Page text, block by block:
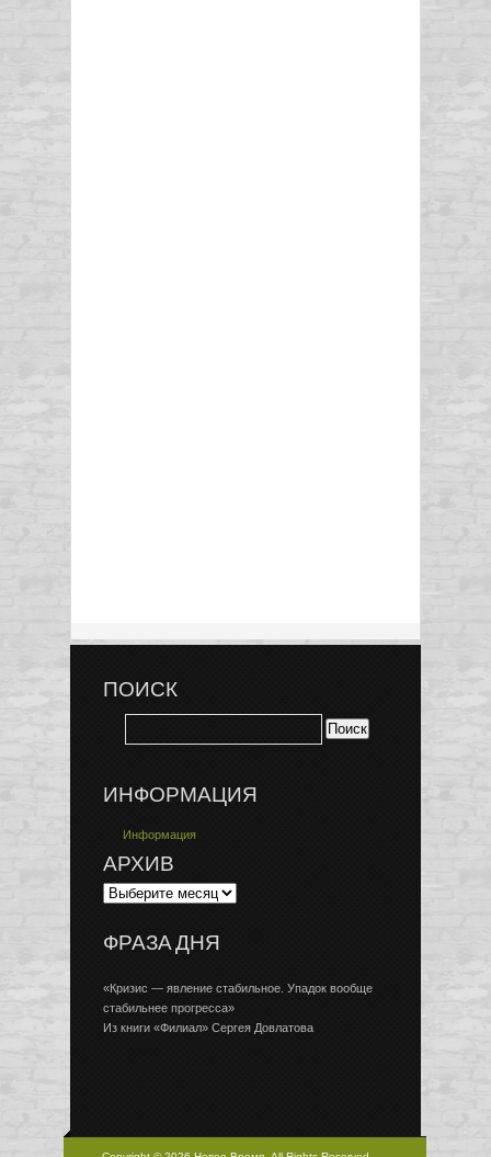
ПОИСК
ИНФОРМАЦИЯ
Информация
АРХИВ
ФРАЗА ДНЯ
«Кризис — явление стабильное. Упадок вообще
стабильнее прогресса»
Из книги «Филиал» Сергея Довлатова